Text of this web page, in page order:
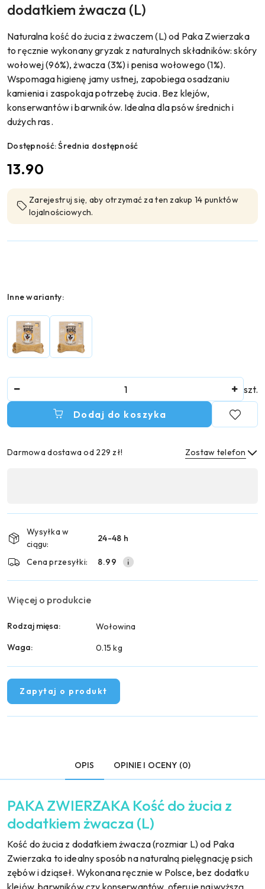
dodatkiem żwacza (L)
Naturalna kość do żucia z żwaczem (L) od Paka Zwierzaka
to ręcznie wykonany gryzak z naturalnych składników: skóry
wołowej (96%), żwacza (3%) i penisa wołowego (1%).
Wspomaga higienę jamy ustnej, zapobiega osadzaniu
kamienia i zaspokaja potrzebę żucia. Bez klejów,
konserwantów i barwników. Idealna dla psów średnich i
dużych ras.
Dostępność:Średnia dostępność
cena:
13.90
Zarejestruj się, aby otrzymać za ten zakup 14 punktów
lojalnościowych.
Wariant
Inne warianty:
szt.
Dodaj do koszyka
Darmowa dostawa od 229 zł! Zostaw telefon
płatność
dostawa
Wysyłka w
ciągu:
24-48 h
Cena przesyłki: 8.99
Więcej o produkcie
Rodzaj mięsa:
Wołowina
Waga:
0.15 kg
Zapytaj o produkt
OPIS OPINIE I OCENY (0)
PAKA ZWIERZAKA Kość do żucia z
dodatkiem żwacza (L)
Kość do żucia z dodatkiem żwacza (rozmiar L) od Paka
Zwierzaka to idealny sposób na naturalną pielęgnację psich
zębów i dziąseł. Wykonana ręcznie w Polsce, bez dodatku
klejów, barwników czy konserwantów, oferuje najwyższą